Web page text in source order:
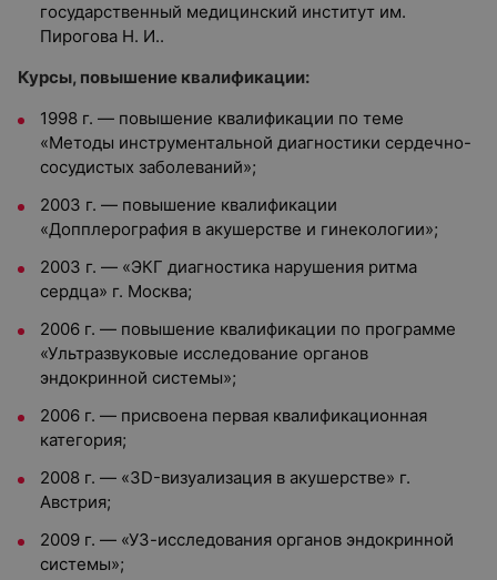
государственный медицинский институт им.
Пирогова Н. И..
Курсы, повышение квалификации:
1998 г. — повышение квалификации по теме
«Методы инструментальной диагностики сердечно-
сосудистых заболеваний»;
2003 г. — повышение квалификации
«Допплерография в акушерстве и гинекологии»;
2003 г. — «ЭКГ диагностика нарушения ритма
сердца» г. Москва;
2006 г. — повышение квалификации по программе
«Ультразвуковые исследование органов
эндокринной системы»;
2006 г. — присвоена первая квалификационная
категория;
2008 г. — «3D-визуализация в акушерстве» г.
Австрия;
2009 г. — «УЗ-исследования органов эндокринной
системы»;